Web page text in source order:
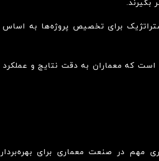
برای تخصیص پروژه‌ها به اساس
است که معماران به دقت نتایج و عملکرد
مهم در صنعت معماری برای